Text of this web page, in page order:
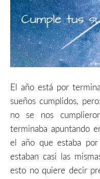
El año está por
sueños cumplidos,
no se nos
terminaba apuntando
el año que estaba
estaban casi las
esto no quiere decir